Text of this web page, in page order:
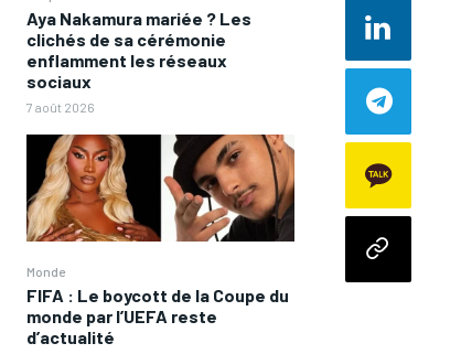
Aya Nakamura mariée ? Les
clichés de sa cérémonie
enflamment les réseaux
sociaux
7 août 2026
Monde
FIFA : Le boycott de la Coupe du
monde par l’UEFA reste
d’actualité